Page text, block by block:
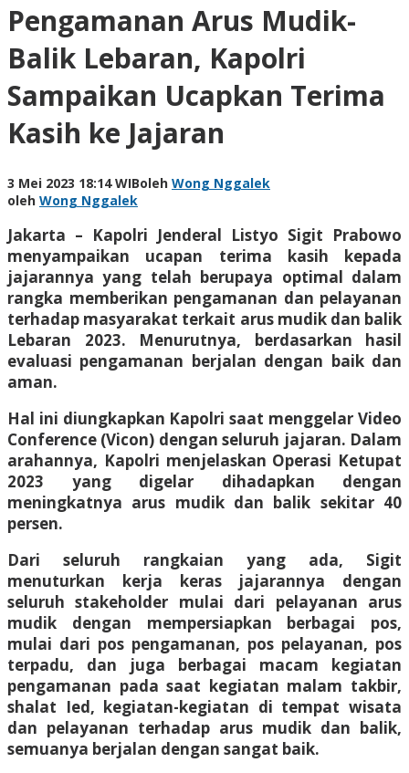
Pengamanan Arus Mudik-
Balik Lebaran, Kapolri
Sampaikan Ucapkan Terima
Kasih ke Jajaran
3 Mei 2023 18:14 WIBoleh Wong Nggalek
oleh Wong Nggalek
Jakarta – Kapolri Jenderal Listyo Sigit Prabowo
menyampaikan ucapan terima kasih kepada
jajarannya yang telah berupaya optimal dalam
rangka memberikan pengamanan dan pelayanan
terhadap masyarakat terkait arus mudik dan balik
Lebaran 2023. Menurutnya, berdasarkan hasil
evaluasi pengamanan berjalan dengan baik dan
aman.
Hal ini diungkapkan Kapolri saat menggelar Video
Conference (Vicon) dengan seluruh jajaran. Dalam
arahannya, Kapolri menjelaskan Operasi Ketupat
2023 yang digelar dihadapkan dengan
meningkatnya arus mudik dan balik sekitar 40
persen.
Dari seluruh rangkaian yang ada, Sigit
menuturkan kerja keras jajarannya dengan
seluruh stakeholder mulai dari pelayanan arus
mudik dengan mempersiapkan berbagai pos,
mulai dari pos pengamanan, pos pelayanan, pos
terpadu, dan juga berbagai macam kegiatan
pengamanan pada saat kegiatan malam takbir,
shalat Ied, kegiatan-kegiatan di tempat wisata
dan pelayanan terhadap arus mudik dan balik,
semuanya berjalan dengan sangat baik.